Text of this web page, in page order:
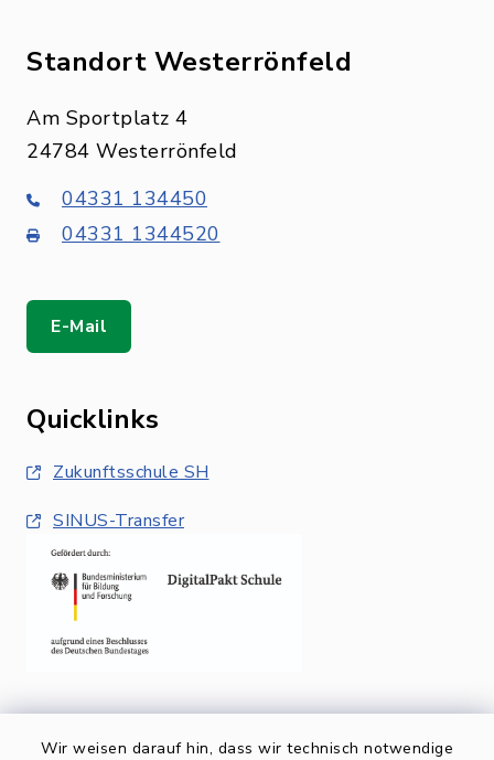
Wir weisen darauf hin, dass wir technisch notwendige
Standort Westerrönfeld
Am Sportplatz 4
24784 Westerrönfeld
04331 134450
04331 1344520
E-Mail
Quicklinks
Zukunftsschule SH
SINUS-Transfer